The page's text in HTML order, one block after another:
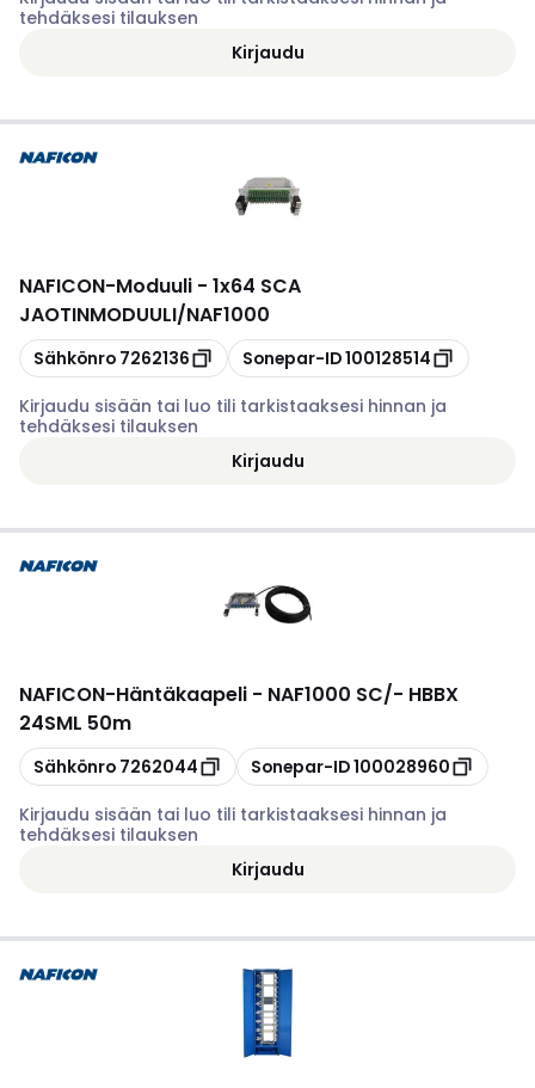
tehdäksesi tilauksen
Kirjaudu
NAFICON-Moduuli - 1x64 SCA
JAOTINMODUULI/NAF1000
Kopioi
Sähkönro 7262136 Kopioi
Sonepar-ID100128514
Kirjaudu sisään tai luo tili tarkistaaksesi hinnan ja
tehdäksesi tilauksen
Kirjaudu
NAFICON-Häntäkaapeli - NAF1000 SC/- HBBX
24SML 50m
Kopioi
Sähkönro 7262044 Kopioi
Sonepar-ID100028960
Kirjaudu sisään tai luo tili tarkistaaksesi hinnan ja
tehdäksesi tilauksen
Kirjaudu